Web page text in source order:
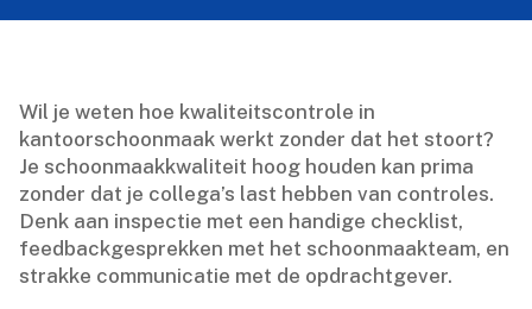
Wil je weten hoe kwaliteitscontrole in
kantoorschoonmaak werkt zonder dat het stoort?
Je schoonmaakkwaliteit hoog houden kan prima
zonder dat je collega’s last hebben van controles.​
Denk aan inspectie met een handige checklist,
feedbackgesprekken met het schoonmaakteam, en
strakke communicatie met de opdrachtgever.​